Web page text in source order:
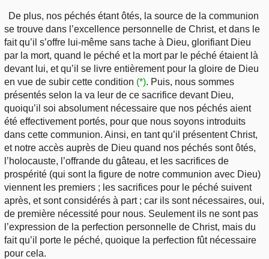
De plus, nos péchés étant ôtés, la source de la communion
se trouve dans l’excellence personnelle de Christ, et dans le
fait qu’il s’offre lui-même sans tache à Dieu, glorifiant Dieu
par la mort, quand le péché et la mort par le péché étaient là
devant lui, et qu’il se livre entièrement pour la gloire de Dieu
en vue de subir cette condition (*). Puis, nous sommes
présentés selon la va leur de ce sacrifice devant Dieu,
quoiqu’il soi absolument nécessaire que nos péchés aient
été effectivement portés, pour que nous soyons introduits
dans cette communion. Ainsi, en tant qu’il présentent Christ,
et notre accès auprès de Dieu quand nos péchés sont ôtés,
l’holocauste, l’offrande du gâteau, et les sacrifices de
prospérité (qui sont la figure de notre communion avec Dieu)
viennent les premiers ; les sacrifices pour le péché suivent
après, et sont considérés à part ; car ils sont nécessaires, oui,
de première nécessité pour nous. Seulement ils ne sont pas
l’expression de la perfection personnelle de Christ, mais du
fait qu’il porte le péché, quoique la perfection fût nécessaire
pour cela.